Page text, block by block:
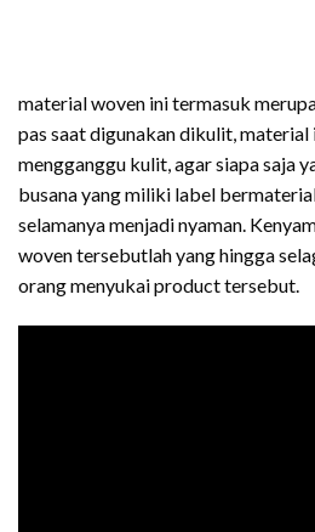
material woven ini termasuk
pas saat digunakan dikulit,
mengganggu kulit, agar siapa saja
busana yang miliki label
selamanya menjadi nyaman.
woven tersebutlah yang hingga
orang menyukai product tersebut.